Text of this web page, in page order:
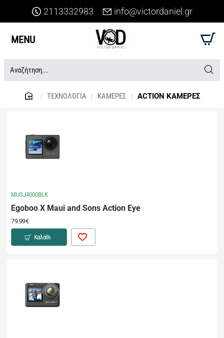
2113332983 info@victordaniel.gr
Αναζήτηση...
ΤΕΧΝΟΛΟΓΙΑ ΚΑΜΕΡΕΣ ACTION ΚΑΜΕΡΕΣ
MUSJ4000BLK
Egoboo X Maui and Sons Action Eye
79.99€
Καλάθι